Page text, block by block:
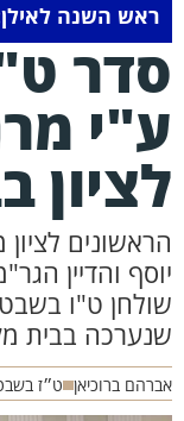
ראש השנה לאילן:
לציון
והדיין
ט"ו בשבט
בבית
ברוכיאן ט״ז בשבט תשפ״ו